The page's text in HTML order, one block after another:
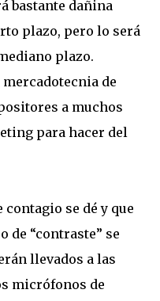
bastante dañina
plazo, pero lo será
plazo.
de
a muchos
para hacer del
contagio se dé y que
de “contraste” se
llevados a las
micrófonos de